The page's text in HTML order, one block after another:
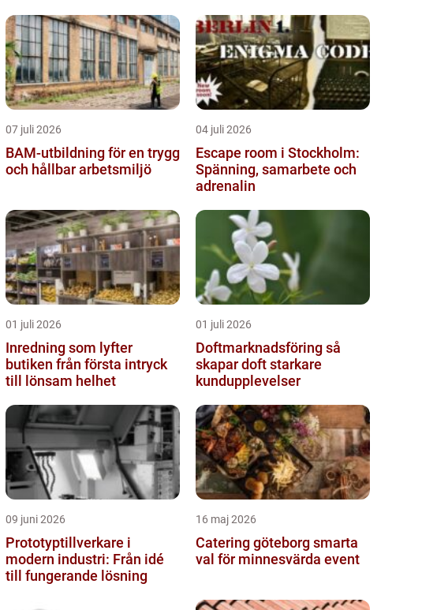
07 juli 2026
BAM-utbildning för en trygg
och hållbar arbetsmiljö
04 juli 2026
Escape room i Stockholm:
Spänning, samarbete och
adrenalin
01 juli 2026
Inredning som lyfter
butiken från första intryck
till lönsam helhet
01 juli 2026
Doftmarknadsföring så
skapar doft starkare
kundupplevelser
09 juni 2026
Prototyptillverkare i
modern industri: Från idé
till fungerande lösning
16 maj 2026
Catering göteborg smarta
val för minnesvärda event